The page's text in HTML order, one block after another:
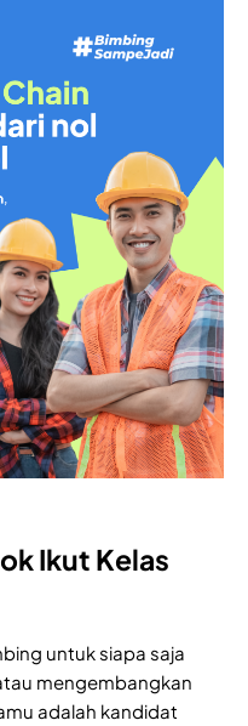
Ikut Kelas
untuk siapa saja
mengembangkan
adalah kandidat